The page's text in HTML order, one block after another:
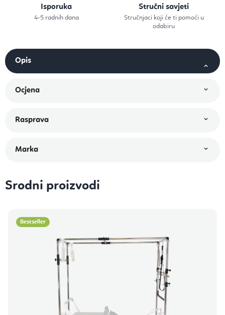
Isporuka
4-5 radnih dana
Stručni savjeti
Stručnjaci koji će ti pomoći u
odabiru
Srodni proizvodi
Bestseller